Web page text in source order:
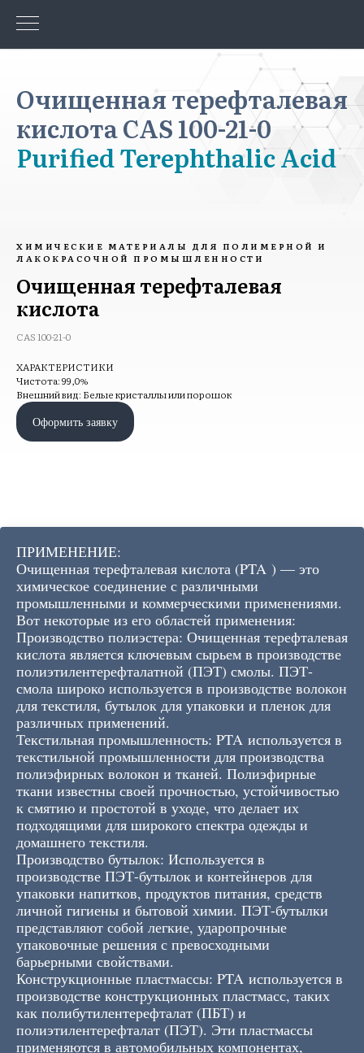
Очищенная терефталевая
кислота CAS 100-21-0
Purified Terephthalic Acid
ХИМИЧЕСКИЕ МАТЕРИАЛЫ ДЛЯ ПОЛИМЕРНОЙ И
ЛАКОКРАСОЧНОЙ ПРОМЫШЛЕННОСТИ
Очищенная терефталевая
кислота
CAS 100-21-0
ХАРАКТЕРИСТИКИ
Чистота: 99,0%
Внешний вид: Белые кристаллы или порошок
Оформить заявку
ПРИМЕНЕНИЕ:
Очищенная терефталевая кислота (PTA ) — это
химическое соединение с различными
промышленными и коммерческими применениями.
Вот некоторые из его областей применения:
Производство полиэстера: Очищенная терефталевая
кислота является ключевым сырьем в производстве
полиэтилентерефталатной (ПЭТ) смолы. ПЭТ-
смола широко используется в производстве волокон
для текстиля, бутылок для упаковки и пленок для
различных применений.
Текстильная промышленность: PTA используется в
текстильной промышленности для производства
полиэфирных волокон и тканей. Полиэфирные
ткани известны своей прочностью, устойчивостью
к смятию и простотой в уходе, что делает их
подходящими для широкого спектра одежды и
домашнего текстиля.
Производство бутылок: Используется в
производстве ПЭТ-бутылок и контейнеров для
упаковки напитков, продуктов питания, средств
личной гигиены и бытовой химии. ПЭТ-бутылки
представляют собой легкие, ударопрочные
упаковочные решения с превосходными
барьерными свойствами.
Конструкционные пластмассы: PTA используется в
производстве конструкционных пластмасс, таких
как полибутилентерефталат (ПБТ) и
полиэтилентерефталат (ПЭТ). Эти пластмассы
применяются в автомобильных компонентах,